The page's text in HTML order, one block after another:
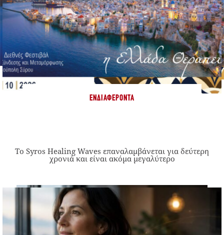
ΕΝΔΙΑΦΈΡΟΝΤΑ
Το Syros Healing Waves επαναλαμβάνεται για δεύτερη
χρονιά και είναι ακόμα μεγαλύτερο